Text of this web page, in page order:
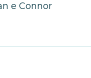
e Connor